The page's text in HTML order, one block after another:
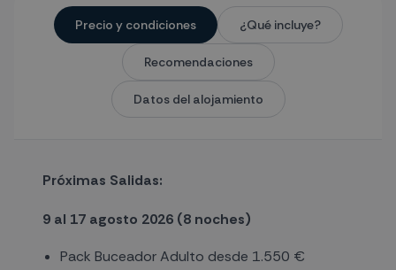
Precio y condiciones ¿Qué incluye?
Recomendaciones
Datos del alojamiento
Próximas Salidas:
9 al 17 agosto 2026 (8 noches)
Pack Buceador Adulto desde 1.550 €